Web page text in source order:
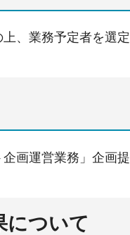
、業務予定者を選定
画運営業務」企画提
について